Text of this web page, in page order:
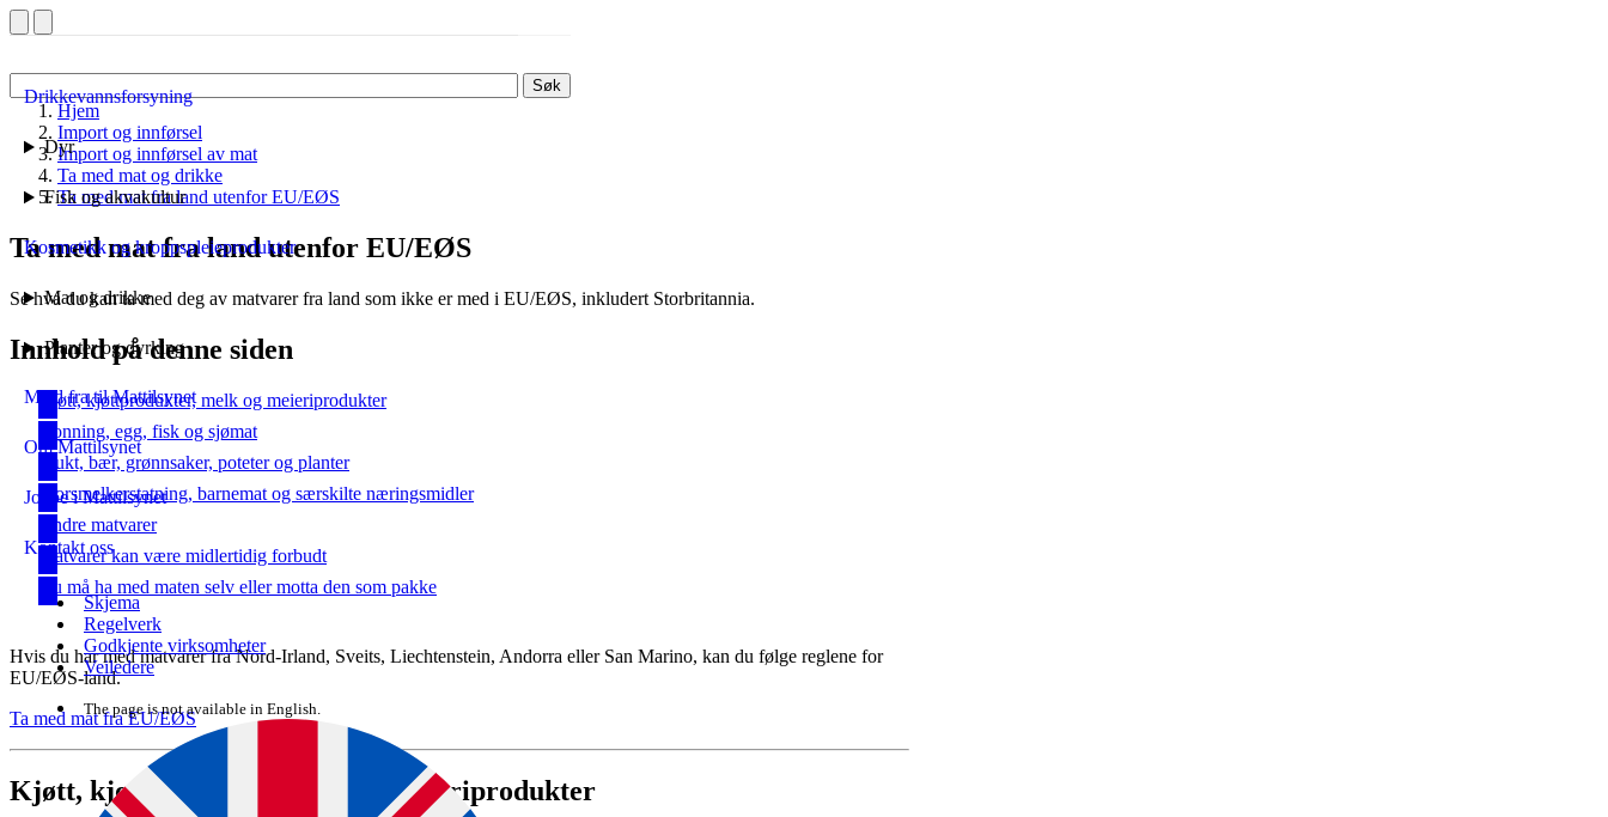
Søk
Drikkevannsforsyning
Dyr
Fisk og akvakultur
Kosmetikk og kroppspleieprodukter
Mat og drikke
Planter og dyrking
Meld fra til Mattilsynet
Om Mattilsynet
Jobbe i Mattilsynet
Kontakt oss
Skjema
Regelverk
Godkjente virksomheter
Veiledere
The page is not available in English.
Hjem
Import og innførsel
Import og innførsel av mat
Ta med mat og drikke
Ta med mat fra land utenfor EU/EØS
Ta med mat fra land utenfor EU/EØS
Se hva du kan ta med deg av matvarer fra land som ikke er med i EU/EØS, inkludert Storbritannia.
Innhold på denne siden
Kjøtt, kjøttprodukter, melk og meieriprodukter
Honning, egg, fisk og sjømat
Frukt, bær, grønnsaker, poteter og planter
Morsmelkerstatning, barnemat og særskilte næringsmidler
Andre matvarer
Matvarer kan være midlertidig forbudt
Du må ha med maten selv eller motta den som pakke
Hvis du har med matvarer fra Nord-Irland, Sveits, Liechtenstein, Andorra eller San Marino, kan du følge reglene for
EU/EØS-land.
Ta med mat fra EU/EØS
Kjøtt, kjøttprodukter, melk og meieriprodukter